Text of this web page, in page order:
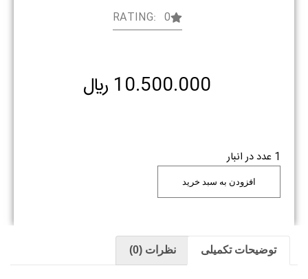
RATING: 0
10.500.000 ﷼
1 عدد در انبار
افزودن به سبد خرید
توضیحات تکمیلی نظرات (0)